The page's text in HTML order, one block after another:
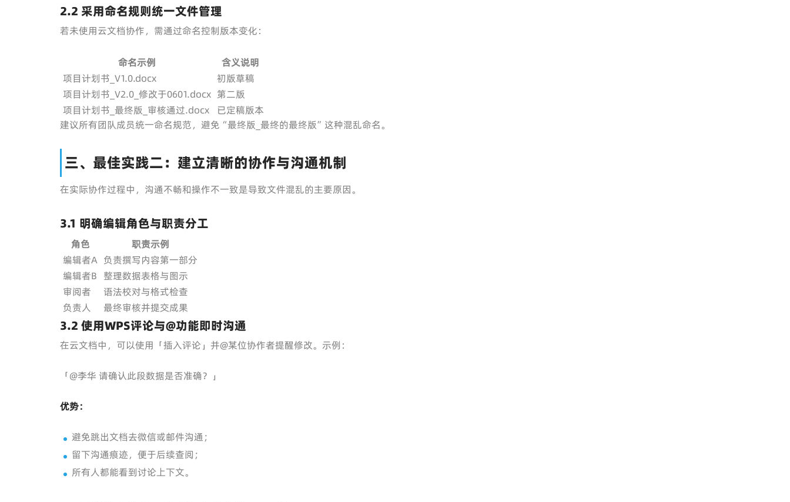
2.2 采用命名规则统一文件管理
若未使用云文档协作，需通过命名控制版本变化：
命名示例
含义说明
项目计划书_V1.0.docx
初版草稿
项目计划书_V2.0_修改于0601.docx 第二版
项目计划书_最终版_审核通过.docx
已定稿版本
建议所有团队成员统一命名规范，避免“最终版_最终的最终版”这种混乱命名。
三、最佳实践二：建立清晰的协作与沟通机制
在实际协作过程中，沟通不畅和操作不一致是导致文件混乱的主要原因。
3.1 明确编辑角色与职责分工
角色
职责示例
编辑者A 负责撰写内容第一部分
编辑者B 整理数据表格与图示
审阅者
语法校对与格式检查
负责人
最终审核并提交成果
3.2 使用WPS评论与@功能即时沟通
在云文档中，可以使用「插入评论」并@某位协作者提醒修改。示例：
「@李华 请确认此段数据是否准确？」
优势：
避免跳出文档去微信或邮件沟通；
留下沟通痕迹，便于后续查阅；
所有人都能看到讨论上下文。